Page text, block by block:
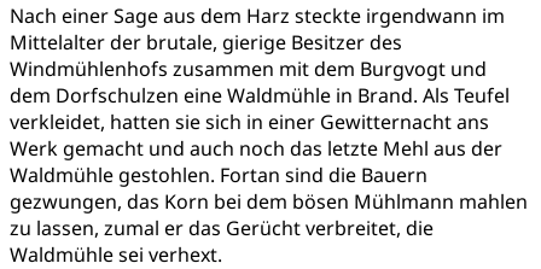
Nach einer Sage aus dem Harz steckte irgendwann im
Mittelalter der brutale, gierige Besitzer des
Windmühlenhofs zusammen mit dem Burgvogt und
dem Dorfschulzen eine Waldmühle in Brand. Als Teufel
verkleidet, hatten sie sich in einer Gewitternacht ans
Werk gemacht und auch noch das letzte Mehl aus der
Waldmühle gestohlen. Fortan sind die Bauern
gezwungen, das Korn bei dem bösen Mühlmann mahlen
zu lassen, zumal er das Gerücht verbreitet, die
Waldmühle sei verhext.